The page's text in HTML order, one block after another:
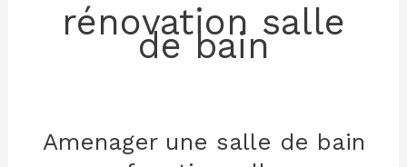
rénovation salle
de bain
Amenager une salle de bain
Amenager